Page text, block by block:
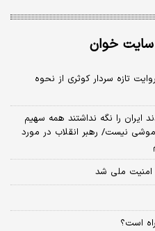
سایت خوان
تازه سردار کوثری از نحوه
ایران را نگه نداشتند همه سهیم
نیست/ رهبر انقلاب در مورد
امنیت ملی شد
است؟